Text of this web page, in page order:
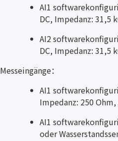
AI1
DC, Impedanz: 31,5
AI2
DC, Impedanz: 31,5
Messeingänge：
AI1
Impedanz: 250
AI1
oder